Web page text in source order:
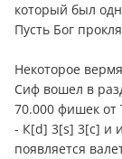
который был
Пусть Бог
Некоторое
Сиф вошел в
70.000 фишек от
- К[d] 3[s] 3[c] и
появляется